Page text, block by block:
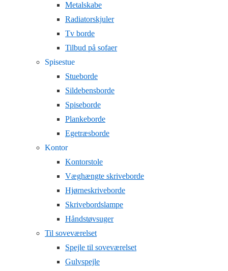
Metalskabe
Radiatorskjuler
Tv borde
Tilbud på sofaer
Spisestue
Stueborde
Sildebensborde
Spiseborde
Plankeborde
Egetræsborde
Kontor
Kontorstole
Væghængte skriveborde
Hjørneskriveborde
Skrivebordslampe
Håndstøvsuger
Til soveværelset
Spejle til soveværelset
Gulvspejle